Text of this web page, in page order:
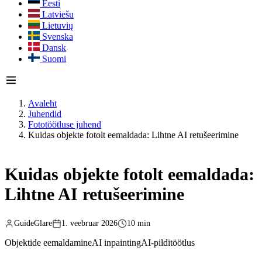
Eesti
Latviešu
Lietuvių
Svenska
Dansk
Suomi
Avaleht
Juhendid
Fototöötluse juhend
Kuidas objekte fotolt eemaldada: Lihtne AI retušeerimine
Kuidas objekte fotolt eemaldada:
Lihtne AI retušeerimine
GuideGlare 1. veebruar 2026 10 min
Objektide eemaldamineAI inpaintingAI-pilditöötlus